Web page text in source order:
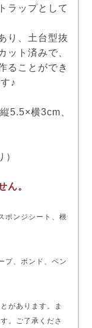
ラップとして
り、土台型抜
ット済みで、
ることができ
♪
5.5×横3cm、
ん。
ポンジシート、根
プ、ボンド、ペン
があります。ま
。ご了承くださ